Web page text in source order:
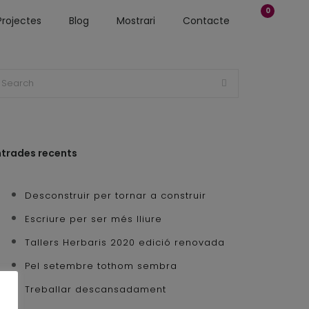
0
Blog Mostrari Contacte
recents
Desconstruir per tornar a construir
Escriure per ser més lliure
Tallers Herbaris 2020 edició renovada
Pel setembre tothom sembra
Treballar descansadament